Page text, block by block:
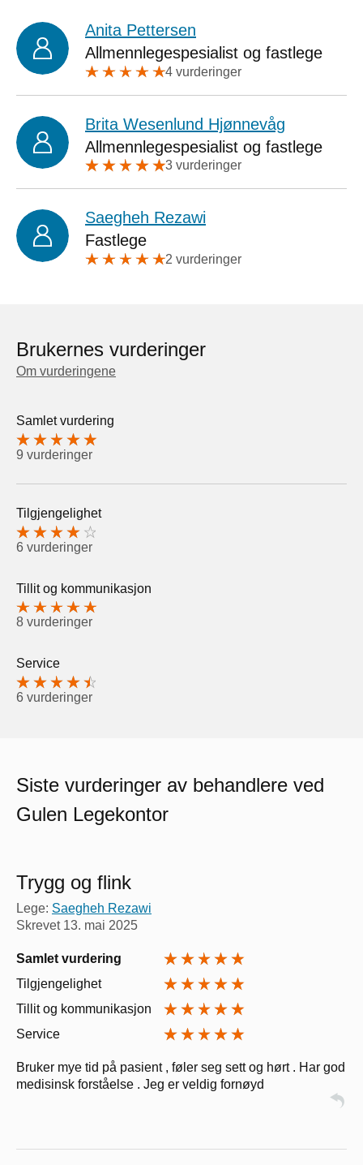
Anita Pettersen
Allmennlegespesialist og fastlege
4 vurderinger
Brita Wesenlund Hjønnevåg
Allmennlegespesialist og fastlege
3 vurderinger
Saegheh Rezawi
Fastlege
2 vurderinger
Brukernes vurderinger
Om vurderingene
Samlet vurdering
9 vurderinger
Tilgjengelighet
6 vurderinger
Tillit og kommunikasjon
8 vurderinger
Service
6 vurderinger
Siste vurderinger av behandlere ved
Gulen Legekontor
Trygg og flink
Lege: Saegheh Rezawi
Skrevet 13. mai 2025
Samlet vurdering
Tilgjengelighet
Tillit og kommunikasjon
Service
Bruker mye tid på pasient , føler seg sett og hørt . Har god
medisinsk forståelse . Jeg er veldig fornøyd